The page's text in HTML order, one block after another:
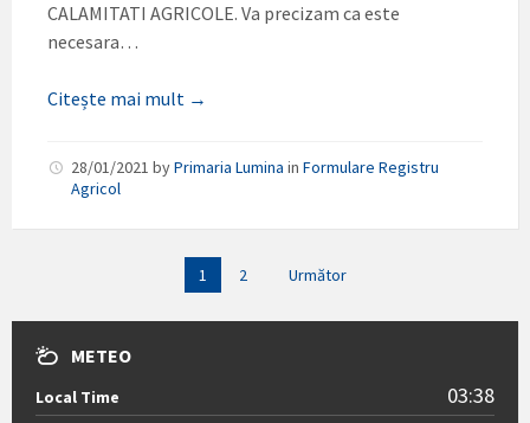
CALAMITATI AGRICOLE. Va precizam ca este
necesara…
Citește mai mult →
28/01/2021 byPrimaria Lumina in Formulare Registru
Agricol
1 2 Următor
METEO
Local Time 03:38